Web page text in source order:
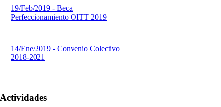
19/Feb/2019 - Beca
Perfeccionamiento OITT 2019
14/Ene/2019 - Convenio Colectivo
2018-2021
Actividades